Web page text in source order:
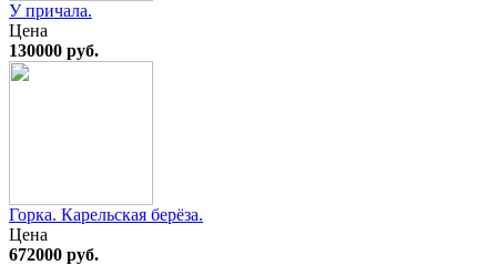
У причала.
Цена
130000 руб.
Горка. Карельская берёза.
Цена
672000 руб.